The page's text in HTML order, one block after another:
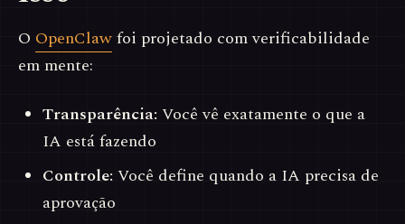
O OpenClawfoi projetado com verificabilidade
em mente:
Transparência: Você vê exatamente o que a
IA está fazendo
Controle: Você define quando a IA precisa de
aprovação